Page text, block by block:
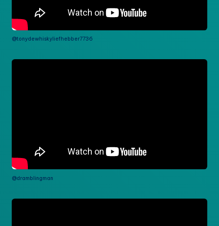
@tonydewhiskyliefhebber7736
@dramblingman